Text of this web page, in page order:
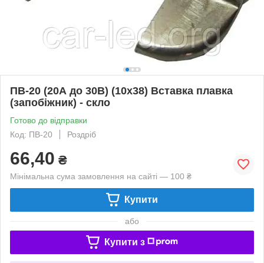
ПВ-20 (20А до 30В) (10x38) Вставка плавка
(запобіжник) - скло
Готово до відправки
Код: ПВ-20
Роздріб
66,40 ₴
Мінімальна сума замовлення на сайті — 100 ₴
Купити
або
Купити з